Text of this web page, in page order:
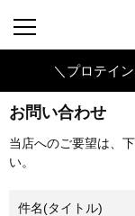
＼プロテイ
お問い合わせ
当店へのご要望は、
い。
件名(タイトル)